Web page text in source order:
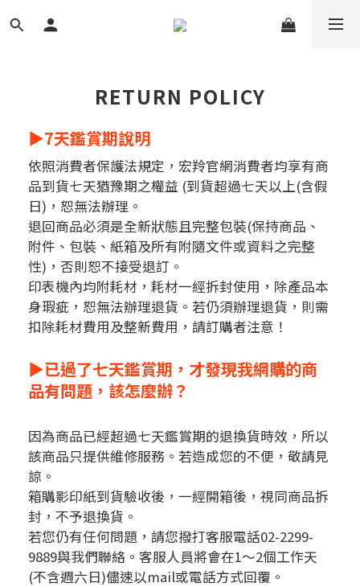
RETURN POLICY
▶7天鑑賞期說明
依照消費者保護法規定，宏羚官網消費者均享有商
品到貨七天猶豫期之權益 (到貨超過七天以上(含假
日)，恕無法辦理。
退回商品必須是全新狀態且完整包裝(保持商品、
附件、包裝、紙箱及所有附隨文件或資料之完整
性)，否則恕不接受退訂。
印表機內均附耗材， 耗材一經拆封使用，除產品本
身瑕疵，恕無法辦理退貨 。若仍須辦理退貨，則需
扣除耗材費用及整新費用，請訂購者注意！
▶已過了七天鑑賞期，才發現我網購的商
品有問題，該怎麼辦？
因為商品已經超過七天鑑賞期的退換貨時效，所以
該商品只提供維修服務。若造成您的不便，敬請見
諒。
箱購影印紙到貨驗收後，一經開箱後，視同商品拆
封，不予退換貨。
若您仍有任何問題，請您撥打客服電話02-2299-
9889與我們聯絡。客服人員將會在1～2個工作天
(不含週六日)儘速以mail或電話方式回覆。